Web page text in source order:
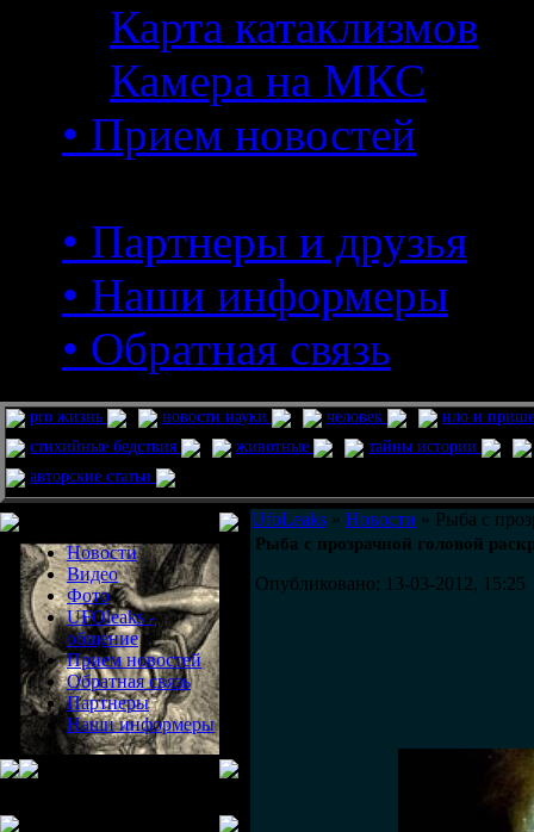
Карта катаклизмов
Камера на МКС
• Прием новостей
• Партнеры и друзья
• Наши информеры
• Обратная связь
pro жизнь новости науки человек
нло и
стихийные бедствия
животные
тайны истории
авторские статьи
Новости
Видео
Фото
UFOleaks -
общение
Прием новостей
Обратная связь
Партнеры
Наши информеры
UfoLeaks » Новости » Рыба с
Рыба с прозрачной головой
Опубликовано: 13-03-2012, 15:25